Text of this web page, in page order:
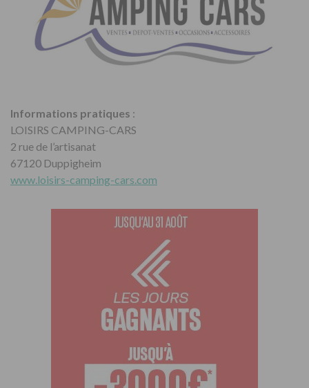
Informations pratiques :
LOISIRS CAMPING-CARS
2 rue de l’artisanat
67120 Duppigheim
www.loisirs-camping-cars.com